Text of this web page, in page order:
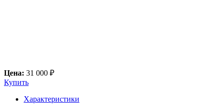
Цена: 31 000 ₽
Купить
Характеристики